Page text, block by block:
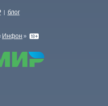
| блог
Инфон »